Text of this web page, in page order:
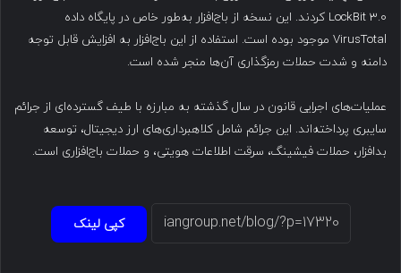
LockBit 3.0 کردند. این نسخه از باج‌افزار به‌طور خاص در پایگاه داده
VirusTotal موجود بوده است. استفاده از این باج‌افزار به افزایش قابل توجه
دامنه و شدت حملات رمزگذاری آن‌ها منجر شده است.
عملیات‌های اجرایی قانون در سال گذشته به مبارزه با طیف گسترده‌ای از جرائم
سایبری پرداخته‌اند. این جرائم شامل کلاهبرداری‌های ارز دیجیتال، توسعه
بدافزار، حملات فیشینگ، سرقت اطلاعات هویتی، و حملات باج‌افزاری است.
کپی لینک